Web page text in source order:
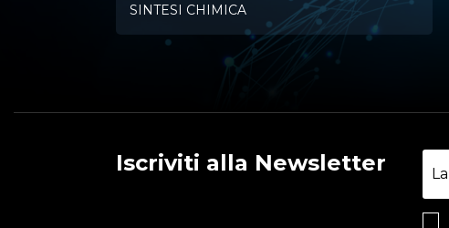
SINTESI CHIMICA
Iscriviti alla Newsletter